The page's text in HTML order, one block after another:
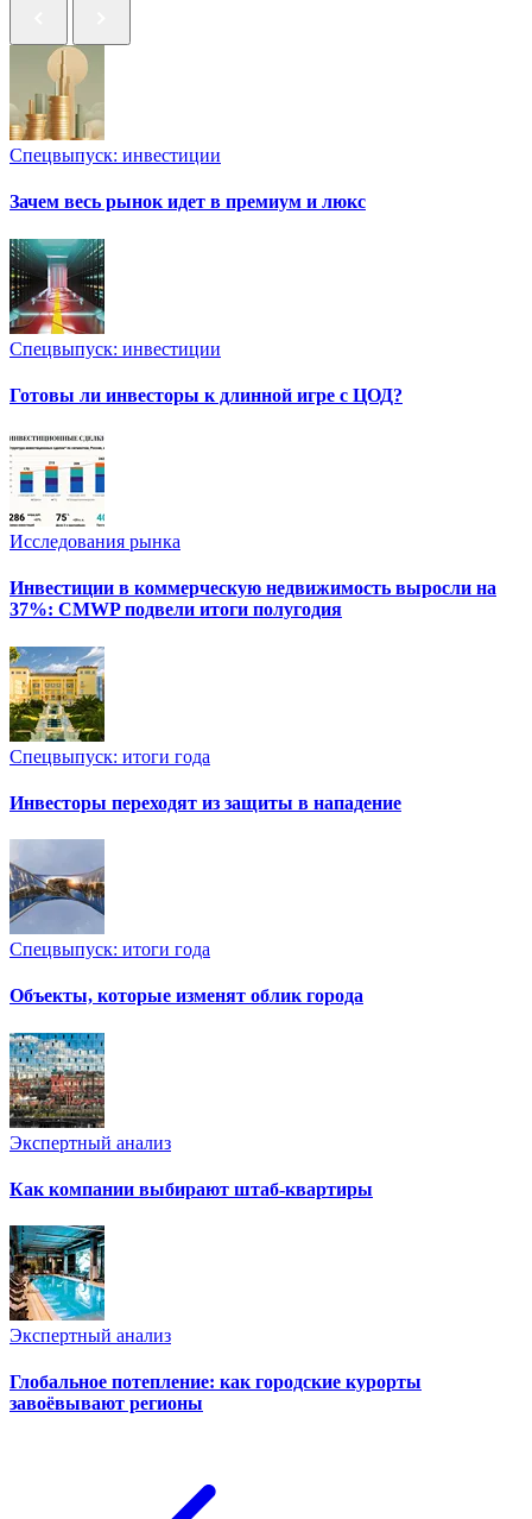
Спецвыпуск: инвестиции
Зачем весь рынок идет в премиум и люкс
Спецвыпуск: инвестиции
Готовы ли инвесторы к длинной игре с ЦОД?
Исследования рынка
Инвестиции в коммерческую недвижимость выросли на
37%: CMWP подвели итоги полугодия
Спецвыпуск: итоги года
Инвесторы переходят из защиты в нападение
Спецвыпуск: итоги года
Объекты, которые изменят облик города
Экспертный анализ
Как компании выбирают штаб-квартиры
Экспертный анализ
Глобальное потепление: как городские курорты
завоёвывают регионы